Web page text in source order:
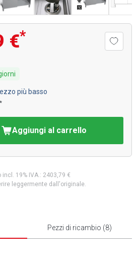
€*
più basso
Aggiungi al carrello
19% IVA.: 2403,79 €
leggermente dall'originale.
Pezzi di ricambio (8)